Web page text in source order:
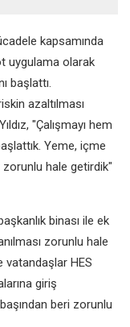
kapsamında
uygulama olarak
başlattı.
azaltılması
"Çalışmayı hem
Yeme, içme
hale getirdik"
binası ile ek
zorunlu hale
vatandaşlar HES
giriş
beri zorunlu